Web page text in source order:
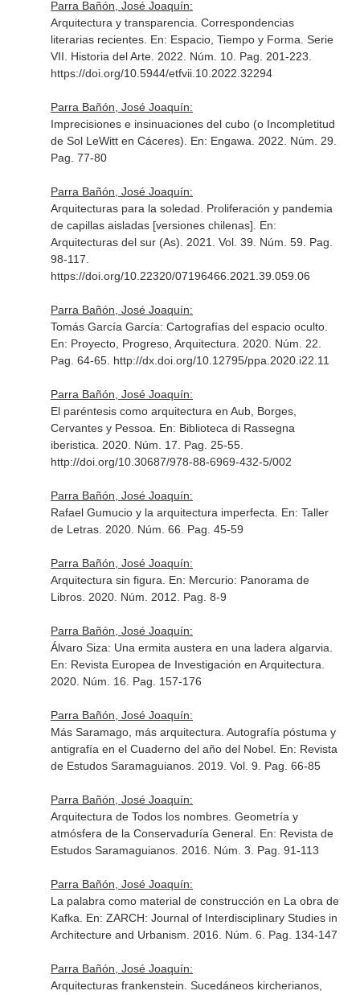
Parra Bañón, José Joaquín:
Arquitectura y transparencia. Correspondencias
literarias recientes. En: Espacio, Tiempo y Forma. Serie
VII. Historia del Arte. 2022. Núm. 10. Pag. 201-223.
https://doi.org/10.5944/etfvii.10.2022.32294
Parra Bañón, José Joaquín:
Imprecisiones e insinuaciones del cubo (o Incompletitud
de Sol LeWitt en Cáceres). En: Engawa . 2022. Núm. 29.
Pag. 77-80
Parra Bañón, José Joaquín:
Arquitecturas para la soledad. Proliferación y pandemia
de capillas aisladas [versiones chilenas]. En:
Arquitecturas del sur (As) . 2021. Vol. 39. Núm. 59. Pag.
98-117.
https://doi.org/10.22320/07196466.2021.39.059.06
Parra Bañón, José Joaquín:
Tomás García García: Cartografías del espacio oculto.
En: Proyecto, Progreso, Arquitectura . 2020. Núm. 22.
Pag. 64-65. http://dx.doi.org/10.12795/ppa.2020.i22.11
Parra Bañón, José Joaquín:
El paréntesis como arquitectura en Aub, Borges,
Cervantes y Pessoa. En: Biblioteca di Rassegna
iberistica . 2020. Núm. 17. Pag. 25-55.
http://doi.org/10.30687/978-88-6969-432-5/002
Parra Bañón, José Joaquín:
Rafael Gumucio y la arquitectura imperfecta. En: Taller
de Letras. 2020. Núm. 66. Pag. 45-59
Parra Bañón, José Joaquín:
Arquitectura sin figura. En: Mercurio: Panorama de
Libros. 2020. Núm. 2012. Pag. 8-9
Parra Bañón, José Joaquín:
Álvaro Siza: Una ermita austera en una ladera algarvia.
En: Revista Europea de Investigación en Arquitectura
2020. Núm. 16. Pag. 157-176
Parra Bañón, José Joaquín:
Más Saramago, más arquitectura. Autografía póstuma y
antigrafía en el Cuaderno del año del Nobel. En: Revista
de Estudos Saramaguianos. 2019. Vol. 9. Pag. 66-85
Parra Bañón, José Joaquín:
Arquitectura de Todos los nombres. Geometría y
atmósfera de la Conservaduría General. En: Revista de
Estudos Saramaguianos. 2016. Núm. 3. Pag. 91-113
Parra Bañón, José Joaquín:
La palabra como material de construcción en La obra de
Kafka. En: ZARCH: Journal of Interdisciplinary Studies in
Architecture and Urbanism . 2016. Núm. 6. Pag. 134-147
Parra Bañón, José Joaquín:
Arquitecturas frankenstein. Sucedáneos kircherianos,